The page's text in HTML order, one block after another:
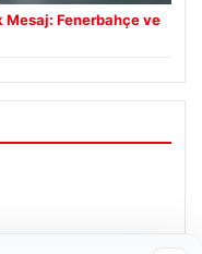
Mesaj: Fenerbahçe ve